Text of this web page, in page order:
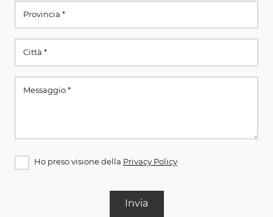
Ho preso visione della Privacy Policy
Invia